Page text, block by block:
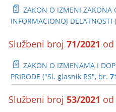
📄 ZAKON O IZMENI ZAKONA
INFORMACIONOJ
Službeni broj71/2021 od
📄 ZAKON O IZMENAMA I
PRIRODE ("Sl. glasnik RS", br.
Službeni broj53/2021 od